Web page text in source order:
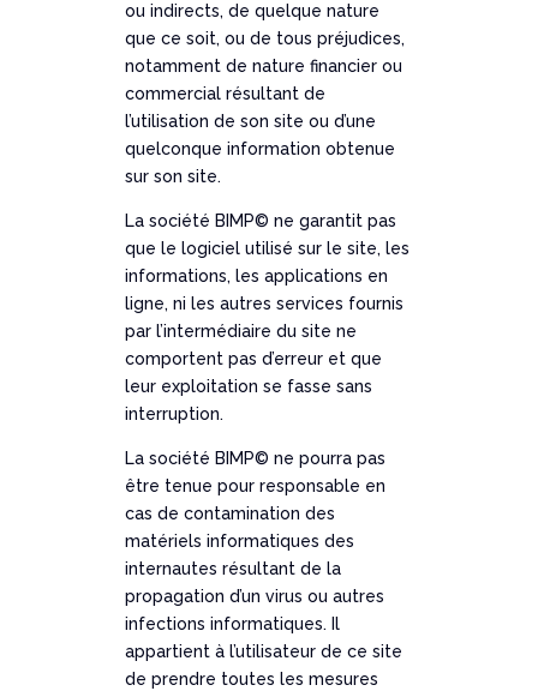
ou indirects, de quelque nature
que ce soit, ou de tous préjudices,
notamment de nature financier ou
commercial résultant de
l’utilisation de son site ou d’une
quelconque information obtenue
sur son site.
La société BIMP© ne garantit pas
que le logiciel utilisé sur le site, les
informations, les applications en
ligne, ni les autres services fournis
par l’intermédiaire du site ne
comportent pas d’erreur et que
leur exploitation se fasse sans
interruption.
La société BIMP© ne pourra pas
être tenue pour responsable en
cas de contamination des
matériels informatiques des
internautes résultant de la
propagation d’un virus ou autres
infections informatiques. Il
appartient à l’utilisateur de ce site
de prendre toutes les mesures